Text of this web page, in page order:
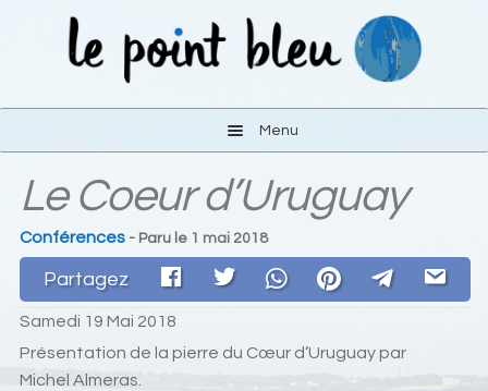
Menu
Les activités
Le lieu
S’y rendre
Liens
Le Coeur d’Uruguay
Conférences - Paru le 1 mai 2018
Partagez
Samedi 19 Mai 2018
Présentation de la pierre du Cœur d’Uruguay par
Michel Almeras.